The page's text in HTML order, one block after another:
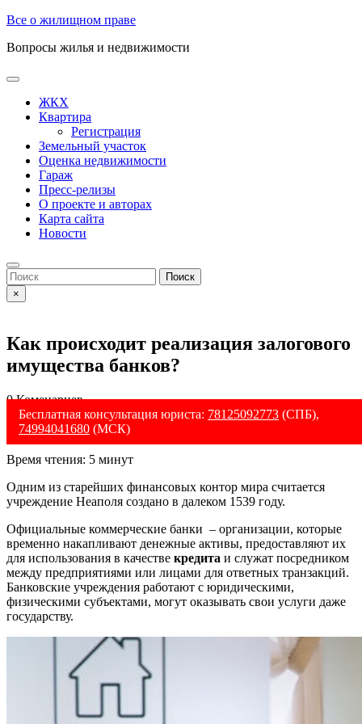
Skip
content
Все о жилищном праве
Вопросы жилья и недвижимости
Open
ButtonЖКХ
Квартира
Регистрация
Земельный участок
Оценка недвижимости
Гараж
Пресс-релизы
О проекте и авторах
Карта сайта
Новости
Close
Button
Search
for:
×
Как происходит реализация залогового
имущества банков?
0 Коменариев
Бесплатная консультация юриста: 78125092773 (СПБ),
74994041680 (МСК)
Время чтения: 5 минут
Одним из старейших финансовых контор мира считается
учреждение Неаполя создано в далеком 1539 году.
Официальные коммерческие банки – организации, которые
временно накапливают денежные активы, предоставляют их
для использования в качестве кредита и служат посредником
между предприятиями или лицами для ответных транзакций.
Банковские учреждения работают с юридическими,
физическими субъектами, могут оказывать свои услуги даже
государству.